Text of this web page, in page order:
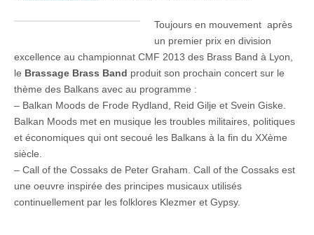
Band:
Call
the
Cossaks
Mars
Paris
Toujours en mouvement après
un premier prix en division
excellence au championnat CMF 2013 des Brass Band à Lyon,
le Brassage Brass Band produit son prochain concert sur le
thème des Balkans avec au programme :
– Balkan Moods de Frode Rydland, Reid Gilje et Svein Giske.
Balkan Moods met en musique les troubles militaires, politiques
et économiques qui ont secoué les Balkans à la fin du XXème
siècle.
– Call of the Cossaks de Peter Graham. Call of the Cossaks est
une oeuvre inspirée des principes musicaux utilisés
continuellement par les folklores Klezmer et Gypsy.